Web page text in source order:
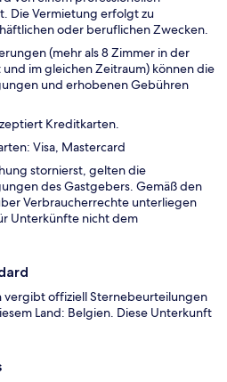
Die Vermietung erfolgt zu
oder beruflichen Zwecken.
(mehr als 8 Zimmer in der
im gleichen Zeitraum) können die
und erhobenen Gebühren
Kreditkarten.
Visa, Mastercard
stornierst, gelten die
des Gastgebers. Gemäß den
Verbraucherrechte unterliegen
Unterkünfte nicht dem
vergibt offiziell Sternebeurteilungen
Land: Belgien. Diese Unterkunft